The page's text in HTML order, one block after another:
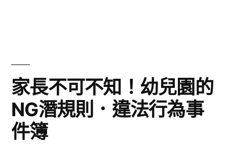
家長不可不知！幼兒園的
NG潛規則．違法行為事
件簿